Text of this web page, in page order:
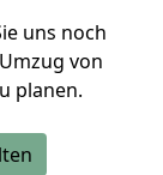
uns noch
von
planen.